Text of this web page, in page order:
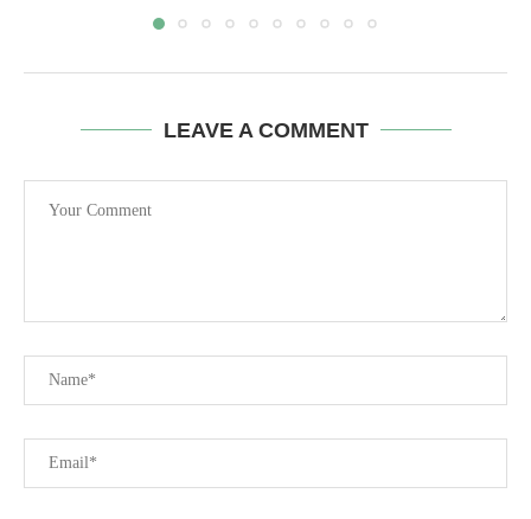
LEAVE A COMMENT